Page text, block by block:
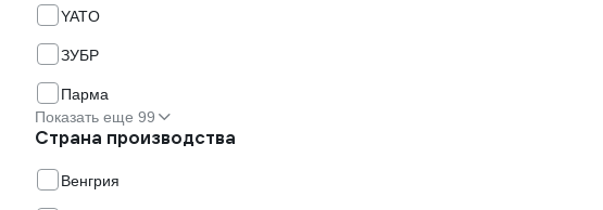
YATO
ЗУБР
Парма
Показать еще 99
Страна производства
Венгрия